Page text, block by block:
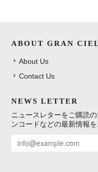
ABOUT GRAN
About Us
Contact Us
NEWS LETTER
ニュースレターをご購読
ンコードなどの最新情報を